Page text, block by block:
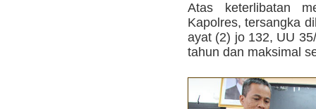
Atas keterlibatan
Kapolres, tersangka
ayat (2) jo 132, UU
tahun dan maksimal